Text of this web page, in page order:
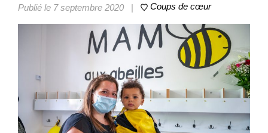
Publié le 7 septembre 2020 | Coups de cœur